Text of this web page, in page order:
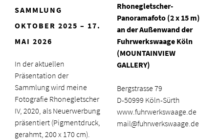
SAMMLUNG
OKTOBER 2025 – 17.
MAI 2026
In der aktuellen
Präsentation der
Sammlung wird meine
Fotografie Rhonegletscher
IV, 2020, als Neuerwerbung
präsentiert (Pigmentdruck,
gerahmt, 200 x 170 cm).
Rhonegletscher-
Panoramafoto (2 x 15 m)
an der Außenwand der
Fuhrwerkswaage Köln
(MOUNTAINVIEW
GALLERY)
Bergstrasse 79
D-50999 Köln-Sürth
www.fuhrwerkswaage.de
mail@fuhrwerkswaage.de